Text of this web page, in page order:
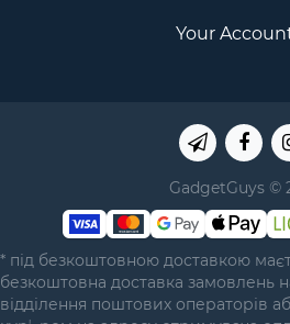
Your
GadgetGuys ©
* під безкоштовною доставкою
безкоштовна доставка замовлень
відділення поштових операторів